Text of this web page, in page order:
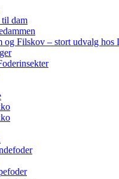
dam
Filskov – stort udvalg hos